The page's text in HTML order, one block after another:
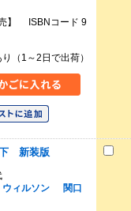
売】 ISBNコード 9
（1～2日で出荷）
新装版
ウィルソン
関口